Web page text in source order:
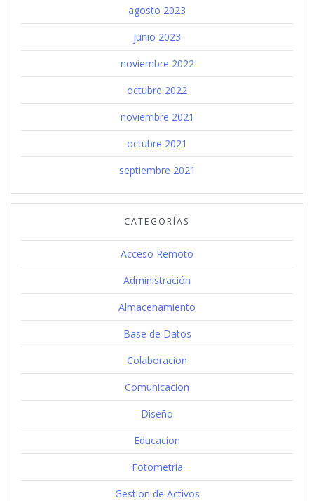
agosto 2023
junio 2023
noviembre 2022
octubre 2022
noviembre 2021
octubre 2021
septiembre 2021
CATEGORÍAS
Acceso Remoto
Administración
Almacenamiento
Base de Datos
Colaboracion
Comunicacion
Diseño
Educacion
Fotometría
Gestion de Activos